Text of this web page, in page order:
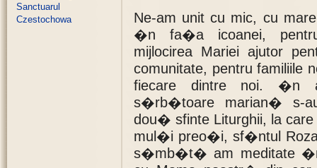
Sanctuarul
Czestochowa
Ne-am unit cu mic, cu
�n fa�a icoanei,
mijlocirea Mariei ajutor
comunitate, pentru familiile
fiecare dintre noi. �n
s�rb�toare marian� s-
dou� sfinte Liturghii, la care
mul�i preo�i, sf�ntul
s�mb�t� am meditate